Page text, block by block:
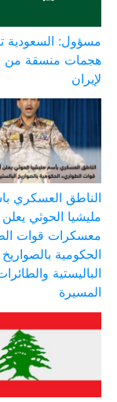
مسؤول: السعودية
هجمات منسقة من
لإيران
الناطق العسكري
مليشيا الحوثي
معسكرات قوات
الحكومية بالصواريخ
الباليستية
المسيرة